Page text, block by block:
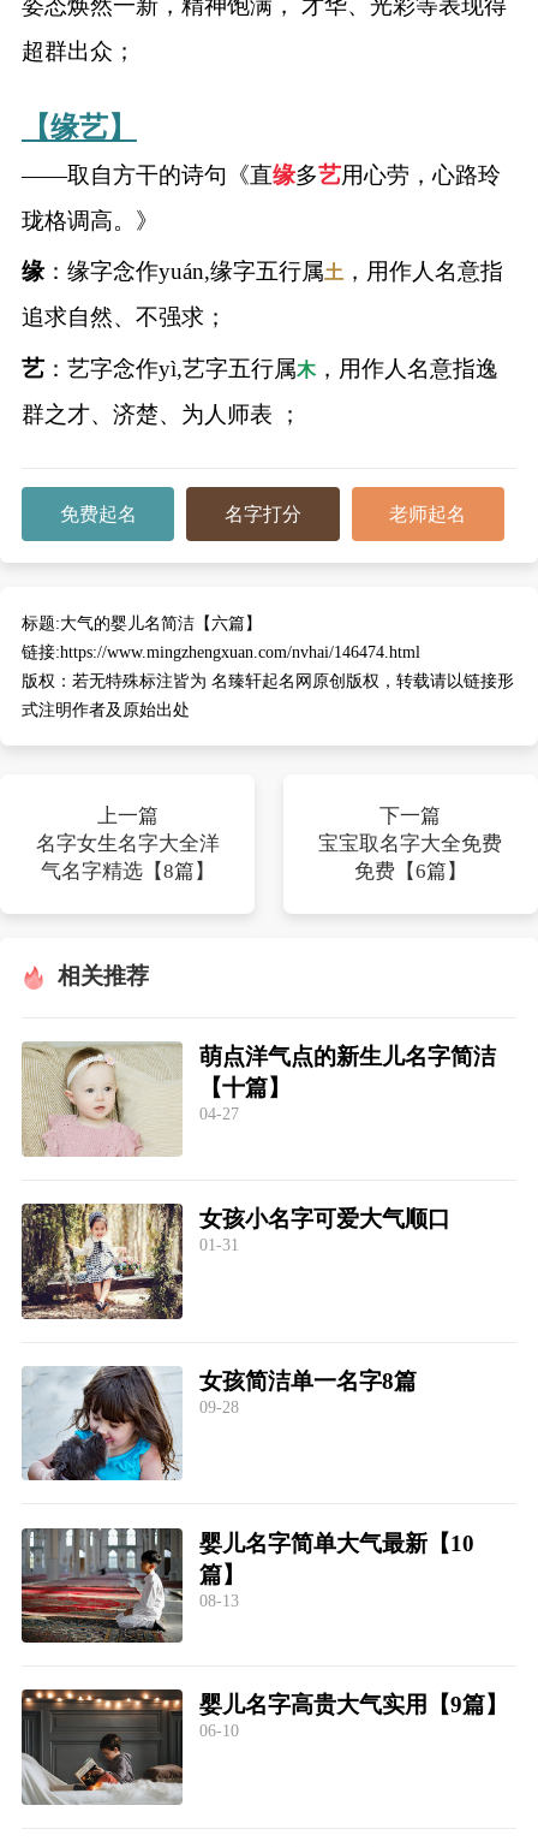
姿态焕然一新，精神饱满， 才华、光彩等表现得
超群出众；
【缘艺】
——取自方干的诗句《直缘多艺用心劳，心路玲
珑格调高。》
缘：缘字念作yuán,缘字五行属土，用作人名意指
追求自然、不强求；
艺：艺字念作yì,艺字五行属木，用作人名意指逸
群之才、济楚、为人师表 ；
免费起名 名字打分 老师起名
标题:大气的婴儿名简洁【六篇】
链接:https://www.mingzhengxuan.com/nvhai/146474.html
版权： 若无特殊标注皆为 名臻轩起名网原创版权，转载请以链接形
式注明作者及原始出处
上一篇
名字女生名字大全洋
气名字精选【8篇】
下一篇
宝宝取名字大全免费
免费【6篇】
相关推荐
萌点洋气点的新生儿名字简洁
【十篇】
04-27
女孩小名字可爱大气顺口
01-31
女孩简洁单一名字8篇
09-28
婴儿名字简单大气最新【10
篇】
08-13
婴儿名字高贵大气实用【9篇】
06-10